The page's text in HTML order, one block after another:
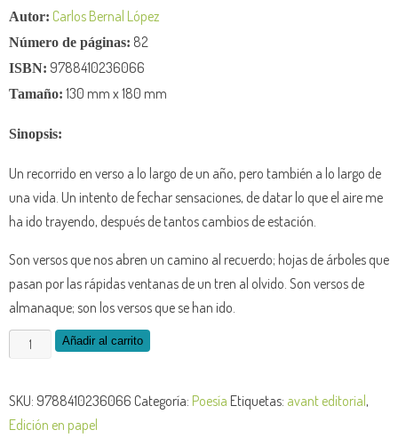
Autor: Carlos Bernal López
Número de páginas: 82
ISBN: 9788410236066
Tamaño: 130 mm x 180 mm
Sinopsis:
Un recorrido en verso a lo largo de un año, pero también a lo largo de
una vida. Un intento de fechar sensaciones, de datar lo que el aire me
ha ido trayendo, después de tantos cambios de estación.
Son versos que nos abren un camino al recuerdo; hojas de árboles que
pasan por las rápidas ventanas de un tren al olvido. Son versos de
almanaque; son los versos que se han ido.
Añadir al carrito
SKU: 9788410236066 Categoría: Poesía Etiquetas: avant editorial,
Edición en papel